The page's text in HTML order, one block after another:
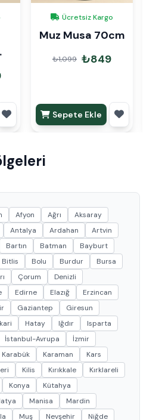
Ücretsiz Kargo
Muz Musa 70cm
₺1,099 ₺849
Sepete Ekle
Afyon Ağrı
Aksaray
Antalya Ardahan
Artvin
Bartın Batman
Bayburt
Bitlis Bolu Burdur
Bursa
Çorum
Denizli
Edirne Elazığ
Erzincan
Gaziantep
Giresun
Hatay Iğdır
Isparta
İstanbul-Avrupa
İzmir
Karabük Karaman
Kars
Kilis Kırıkkale
Kırklareli
Konya
Kütahya
Manisa
Mardin
Muş Nevşehir
Niğde